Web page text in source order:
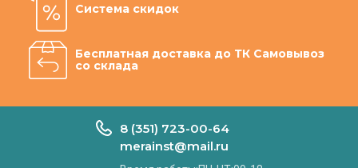
Система скидок
Бесплатная доставка до ТК Самовывоз
со склада
8 (351) 723-00-64
merainst@mail.ru